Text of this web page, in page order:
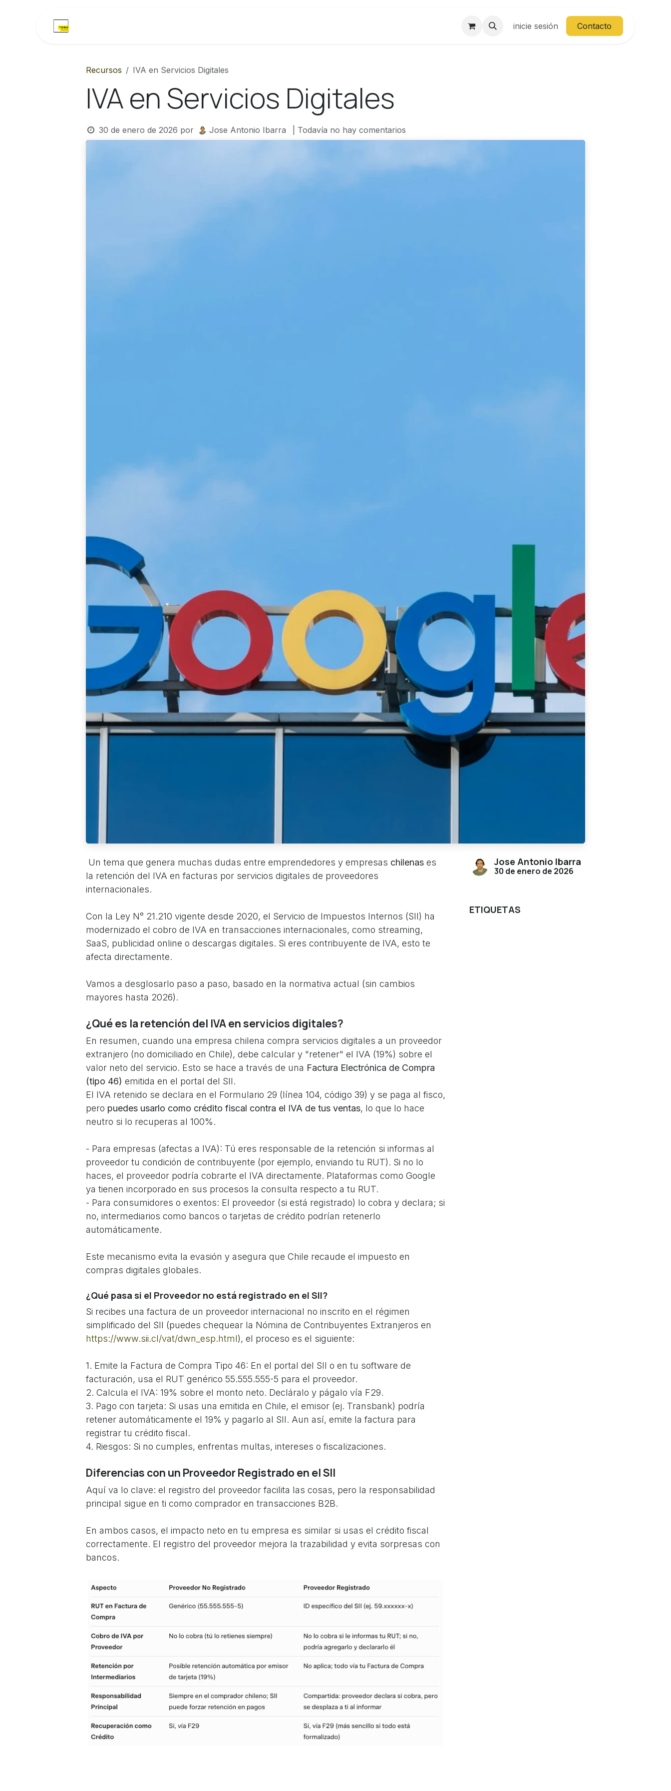
inicie sesión Contacto
Recursos IVA en Servicios Digitales
IVA en Servicios Digitales
30 de enero de 2026 por Jose Antonio Ibarra | Todavía no hay comentarios
Un tema que genera muchas dudas entre emprendedores y empresas chilenas es
la retención del IVA en facturas por servicios digitales de proveedores
internacionales.
Con la Ley N° 21.210 vigente desde 2020, el Servicio de Impuestos Internos (SII) ha
modernizado el cobro de IVA en transacciones internacionales, como streaming,
SaaS, publicidad online o descargas digitales. Si eres contribuyente de IVA, esto te
afecta directamente.
Vamos a desglosarlo paso a paso, basado en la normativa actual (sin cambios
mayores hasta 2026).
¿Qué es la retención del IVA en servicios digitales?
En resumen, cuando una empresa chilena compra servicios digitales a un proveedor
extranjero (no domiciliado en Chile), debe calcular y "retener" el IVA (19%) sobre el
valor neto del servicio. Esto se hace a través de una Factura Electrónica de Compra
(tipo 46) emitida en el portal del SII.
El IVA retenido se declara en el Formulario 29 (línea 104, código 39) y se paga al fisco,
pero puedes usarlo como crédito fiscal contra el IVA de tus ventas, lo que lo hace
neutro si lo recuperas al 100%.
- Para empresas (afectas a IVA): Tú eres responsable de la retención si informas al
proveedor tu condición de contribuyente (por ejemplo, enviando tu RUT). Si no lo
haces, el proveedor podría cobrarte el IVA directamente. Plataformas como Google
ya tienen incorporado en sus procesos la consulta respecto a tu RUT.
- Para consumidores o exentos: El proveedor (si está registrado) lo cobra y declara; si
no, intermediarios como bancos o tarjetas de crédito podrían retenerlo
automáticamente.
Este mecanismo evita la evasión y asegura que Chile recaude el impuesto en
compras digitales globales.
¿Qué pasa si el Proveedor no está registrado en el SII?
Si recibes una factura de un proveedor internacional no inscrito en el régimen
simplificado del SII (puedes chequear la Nómina de Contribuyentes Extranjeros en
https://www.sii.cl/vat/dwn_esp.html), el proceso es el siguiente:
1. Emite la Factura de Compra Tipo 46: En el portal del SII o en tu software de
facturación, usa el RUT genérico 55.555.555-5 para el proveedor.
2. Calcula el IVA: 19% sobre el monto neto. Decláralo y págalo vía F29.
3. Pago con tarjeta: Si usas una emitida en Chile, el emisor (ej. Transbank) podría
retener automáticamente el 19% y pagarlo al SII. Aun así, emite la factura para
registrar tu crédito fiscal.
4. Riesgos: Si no cumples, enfrentas multas, intereses o fiscalizaciones.
Diferencias con un Proveedor Registrado en el SII
Aquí va lo clave: el registro del proveedor facilita las cosas, pero la responsabilidad
principal sigue en ti como comprador en transacciones B2B.
En ambos casos, el impacto neto en tu empresa es similar si usas el crédito fiscal
correctamente. El registro del proveedor mejora la trazabilidad y evita sorpresas con
bancos.
Jose Antonio Ibarra
30 de enero de 2026
ETIQUETAS